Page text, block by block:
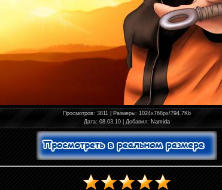
Просмотров: 3811 | Размеры: 1024x768px/794.7Kb
Дата: 08.03.10 | Добавил: Namida